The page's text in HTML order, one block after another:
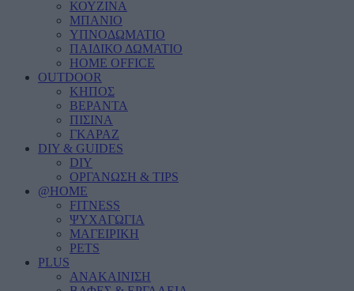
ΚΟΥΖΙΝΑ
ΜΠΑΝΙΟ
ΥΠΝΟΔΩΜΑΤΙΟ
ΠΑΙΔΙΚΟ ΔΩΜΑΤΙΟ
HOME OFFICE
OUTDOOR
ΚΗΠΟΣ
ΒΕΡΑΝΤΑ
ΠΙΣΙΝΑ
ΓΚΑΡΑΖ
DIY & GUIDES
DIY
ΟΡΓΑΝΩΣΗ & TIPS
@HOME
FITNESS
ΨΥΧΑΓΩΓΙΑ
ΜΑΓΕΙΡΙΚΗ
PETS
PLUS
ΑΝΑΚΑΙΝΙΣΗ